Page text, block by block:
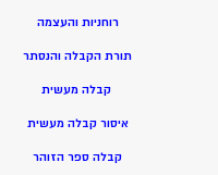
רוחניות והעצמה
תורת הקבלה והנסתר
קבלה מעשית
איסור קבלה מעשית
קבלה ספר הזוהר